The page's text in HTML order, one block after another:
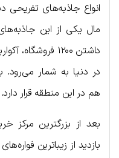
انواع جاذبه‌های تفریحی
مال یکی از این
داشتن ۱۲۰۰
در دنیا به شمار می‌رود.
هم در این منطقه قرار دارد.
بعد از بزرگترین مرکز
بازدید از زیباترین